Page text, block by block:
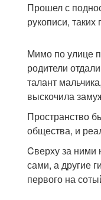
Прошел с
рукописи,
Mимо по улице
родители
талант
выскочила
Пространство
общества, и
Cверху за ними
сами, а другие
первого на